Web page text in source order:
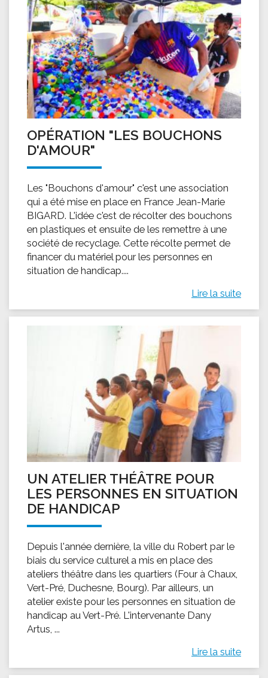
OPÉRATION "LES BOUCHONS
D'AMOUR"
Les "Bouchons d'amour" c'est une association
qui a été mise en place en France Jean-Marie
BIGARD. L'idée c'est de récolter des bouchons
en plastiques et ensuite de les remettre à une
société de recyclage. Cette récolte permet de
financer du matériel pour les personnes en
situation de handicap....
Lire la suite
UN ATELIER THÉÂTRE POUR
LES PERSONNES EN SITUATION
DE HANDICAP
Depuis l'année dernière, la ville du Robert par le
biais du service culturel a mis en place des
ateliers théâtre dans les quartiers (Four à Chaux,
Vert-Pré, Duchesne, Bourg). Par ailleurs, un
atelier existe pour les personnes en situation de
handicap au Vert-Pré. L'intervenante Dany
Artus, ...
Lire la suite